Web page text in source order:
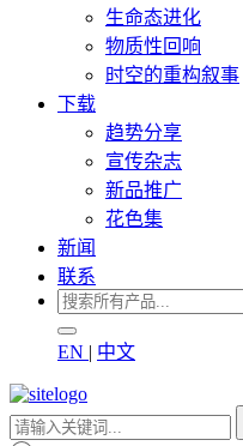
生命态进化
物质性回响
时空的重构叙事
下载
趋势分享
宣传杂志
新品推广
花色集
新闻
联系
EN | 中文